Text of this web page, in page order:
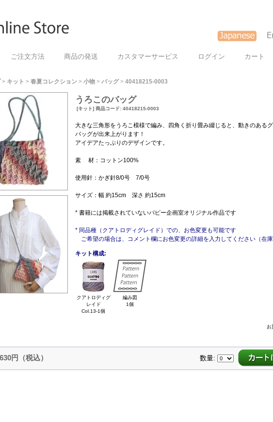
ご注文方法 商品の発送 カスタマーサービス ログイン カート
> キット > 春夏コレクション > 小物 > バッグ> 40418215-0003
うろこのバッグ
[キット] 商品コード: 40418215-0003
大きな三角形をうろこ模様で編み、四角く折り畳み綴じると、動きのある
バッグが出来上がります！
アイデアたっぷりのデザインです。
素 材：コットン100%
使用針：かぎ針8/0号 7/0号
サイズ：幅 約15cm 深さ 約15cm
* 書籍には掲載されていないパピー企画室オリジナル作品です
* 同品種（クアトロディグレイド）での、お色変更も可能です
ご希望の場合は、コメント欄にお色変更の詳細を入力してください（在庫
キット構成:
クアトロディグ
レイド
Col.13-1個
編み図
1個
お
円（税込） 数量: